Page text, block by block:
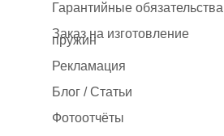
Гарантийные обязательства
Заказ на изготовление
пружин
Рекламация
Блог / Статьи
Фотоотчёты